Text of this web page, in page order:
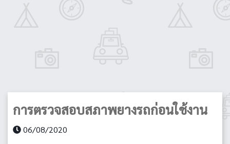
การตรวจสอบสภาพยางรถก่อนใช้งาน
06/08/2020